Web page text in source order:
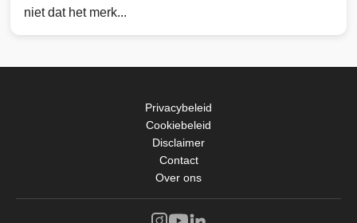
niet dat het merk...
Privacybeleid
Cookiebeleid
Disclaimer
Contact
Over ons